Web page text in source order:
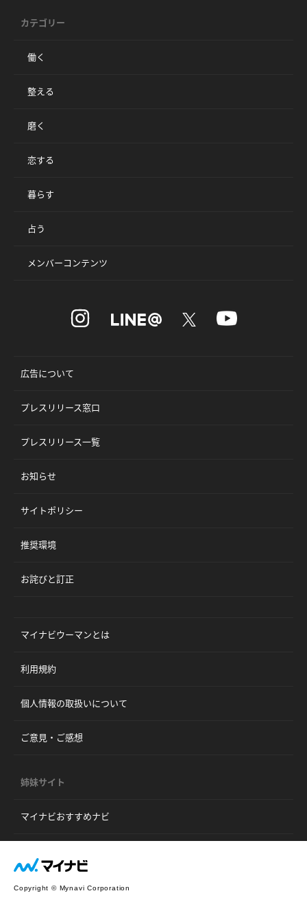
カテゴリー
働く
整える
磨く
恋する
暮らす
占う
メンバーコンテンツ
広告について
プレスリリース窓口
プレスリリース一覧
お知らせ
サイトポリシー
推奨環境
お詫びと訂正
マイナビウーマンとは
利用規約
個人情報の取扱いについて
ご意見・ご感想
姉妹サイト
マイナビおすすめナビ
Copyright © Mynavi Corporation